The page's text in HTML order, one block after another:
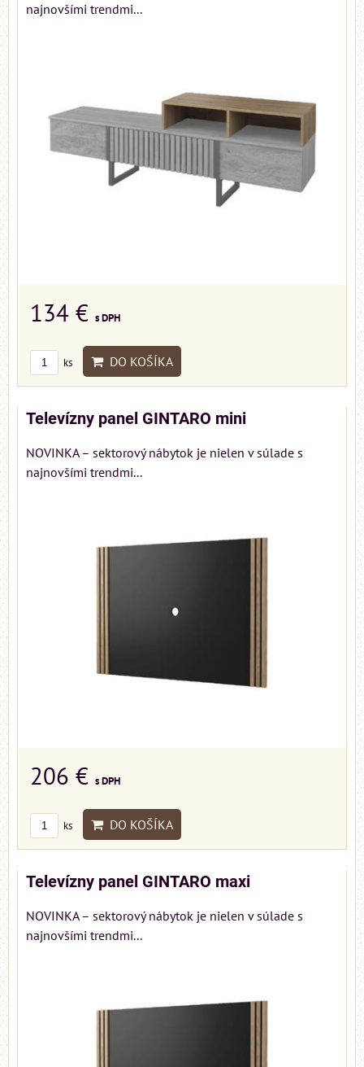
najnovšími trendmi...
134 € s DPH
ks DO KOŠÍKA
Televízny panel GINTARO mini
NOVINKA – sektorový nábytok je nielen v súlade s
najnovšími trendmi...
206 € s DPH
ks DO KOŠÍKA
Televízny panel GINTARO maxi
NOVINKA – sektorový nábytok je nielen v súlade s
najnovšími trendmi...